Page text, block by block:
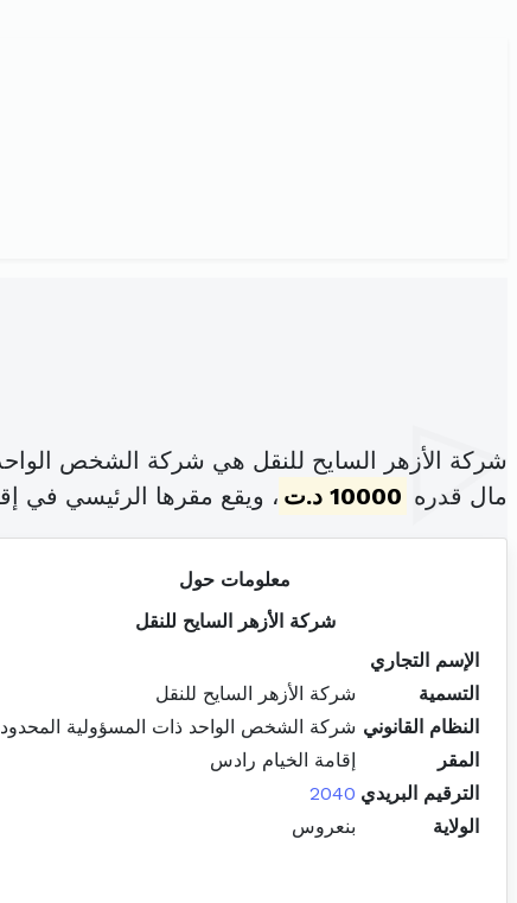
شركة الأزهر السايح للنقل هي شركة الشخص
مال قدره 10000 د.ت ، ويقع مقرها الرئيسي في
معلومات حول
شركة الأزهر السايح للنقل
الإسم التجاري
التسمية
شركة الأزهر السايح للنقل
النظام القانوني شركة الشخص الواحد ذات المسؤولية
المقر
إقامة الخيام رادس
الترقيم البريدي 2040
الولاية
بنعروس